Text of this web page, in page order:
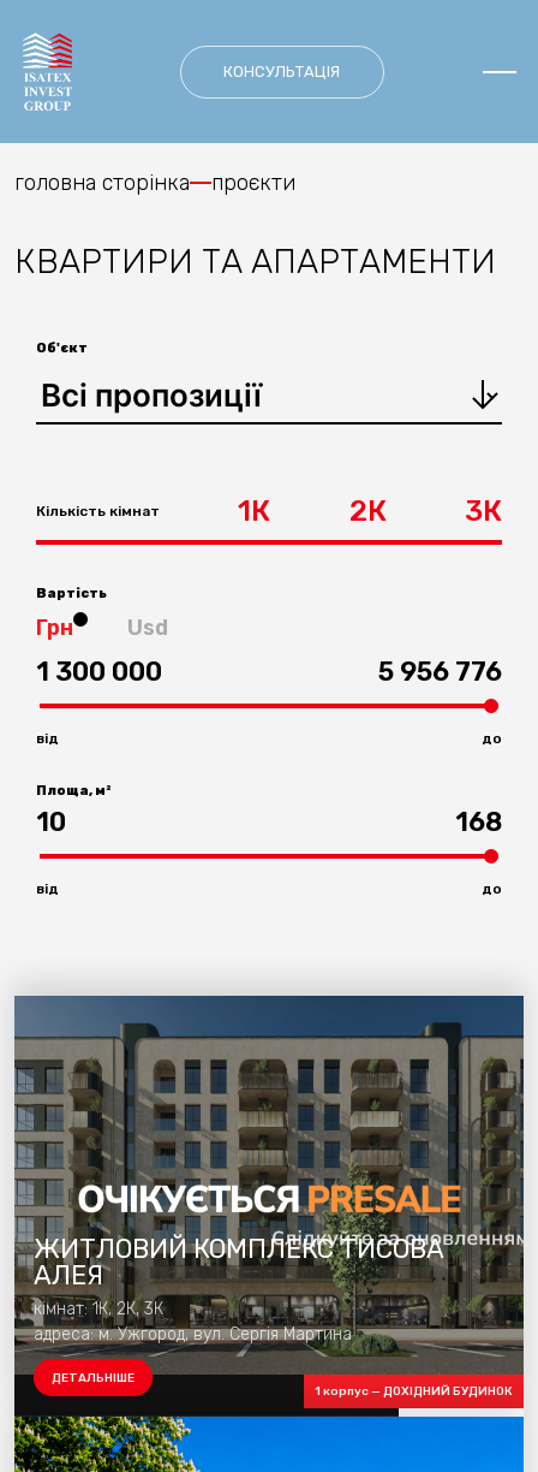
content
КОНСУЛЬТАЦІЯ
головна сторінка проєкти
КВАРТИРИ ТА АПАРТАМЕНТИ
Об'єкт
Кількість кімнат 1К 2К 3К
Вартість
Грн Usd
1 300 000 5 956 776
від до
Площа, м²
10 168
від до
1 корпус — ДОХІДНИЙ БУДИНОК
ЖИТЛОВИЙ КОМПЛЕКС ТИСОВА
АЛЕЯ
кімнат: 1К, 2К, 3К
адреса: м. Ужгород, вул. Сергія Мартина
ДЕТАЛЬНІШЕ